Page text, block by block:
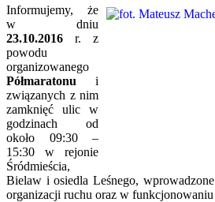
Informujemy, że
w dniu
23.10.2016 r. z
powodu
organizowanego
Półmaratonu i
związanych z nim
zamknięć ulic w
godzinach od
około 09:30 –
15:30 w rejonie
Śródmieścia,
Bielaw i osiedla Leśnego,
organizacji ruchu oraz w